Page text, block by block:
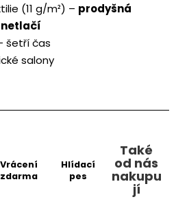
(11 g/m²) – prodyšná
netlačí
šetří čas
salony
Vrácení
zdarma
Hlídací
pes
Také
od nás
nakupu
jí